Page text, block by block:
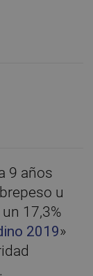
9 años
u
17,3%
2019»